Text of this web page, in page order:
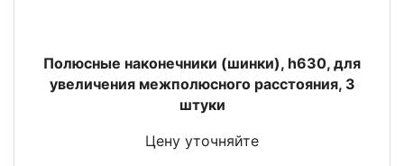
Полюсные наконечники (шинки), h630, для
увеличения межполюсного расстояния, 3
штуки
Цену уточняйте